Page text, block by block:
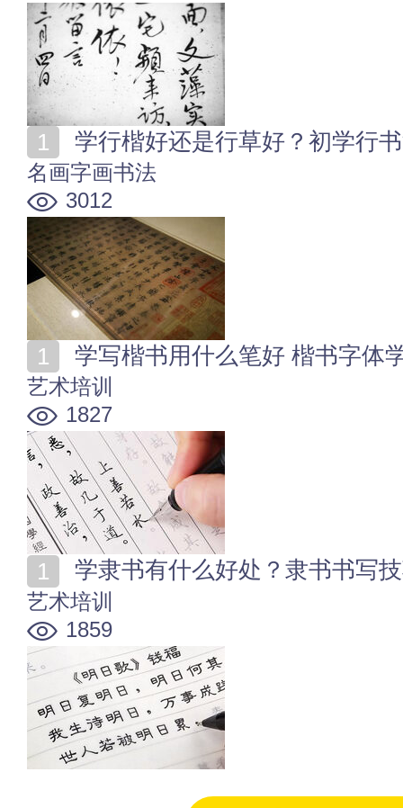
学行楷好还是行草好？初学行
名画字画书法
3012
学写楷书用什么笔好 楷书字体
艺术培训
1827
学隶书有什么好处？隶书书写
艺术培训
1859